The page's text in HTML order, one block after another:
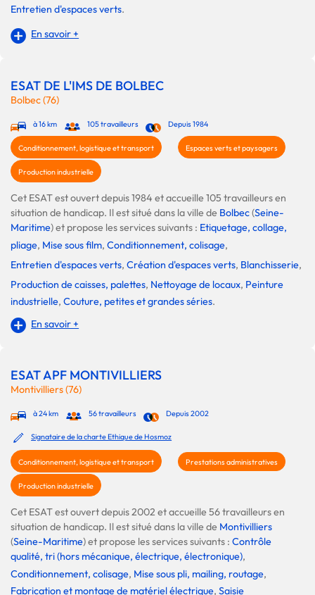
Entretien d'espaces verts.
En savoir +
ESAT DE L'IMS DE BOLBEC
Bolbec (76)
à 16 km 105 travailleurs Depuis 1984
Conditionnement, logistique et transport Espaces verts et paysagers
Production industrielle
Cet ESAT est ouvert depuis 1984 et accueille 105 travailleurs en
situation de handicap. Il est situé dans la ville de Bolbec(Seine-
Maritime) et propose les services suivants : Etiquetage, collage,
pliage, Mise sous film, Conditionnement, colisage,
Entretien d'espaces verts, Création d'espaces verts, Blanchisserie,
Production de caisses, palettes, Nettoyage de locaux, Peinture
industrielle, Couture, petites et grandes séries.
En savoir +
ESAT APF MONTIVILLIERS
Montivilliers (76)
à 24 km 56 travailleurs Depuis 2002
Signataire de la charte Ethique de Hosmoz
Conditionnement, logistique et transport Prestations administratives
Production industrielle
Cet ESAT est ouvert depuis 2002 et accueille 56 travailleurs en
situation de handicap. Il est situé dans la ville de Montivilliers
(Seine-Maritime) et propose les services suivants : Contrôle
qualité, tri (hors mécanique, électrique, électronique),
Conditionnement, colisage, Mise sous pli, mailing, routage,
Fabrication et montage de matériel électrique, Saisie